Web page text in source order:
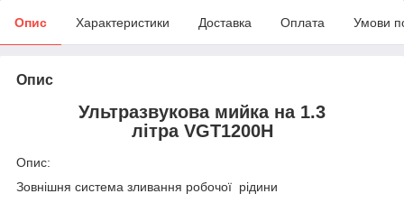
Опис Характеристики Доставка Оплата Умови
Опис
Ультразвукова мийка на 1.3
літра VGT1200H
Опис:
Зовнішня система зливання робочої рідини